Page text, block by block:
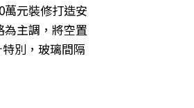
元裝修打造安
主調，將空置
別，玻璃間隔